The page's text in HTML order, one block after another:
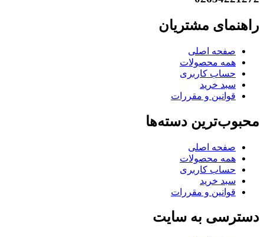
راهنمای مشتریان
صفحه اصلی
همه محصولات
حساب کاربری
سبد خرید
قوانین و مقررات
محبوب‌ترین دسته‌ها
صفحه اصلی
همه محصولات
حساب کاربری
سبد خرید
قوانین و مقررات
دسترسی به سایت